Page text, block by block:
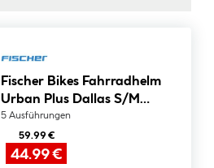
Fischer Bikes Fahrradhelm
Urban Plus Dallas S/M
hellgrau
5 Ausführungen
59.99 €
44.99 €